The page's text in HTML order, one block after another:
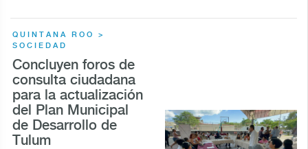
QUINTANA ROO >
SOCIEDAD
Concluyen foros de
consulta ciudadana
para la actualización
del Plan Municipal
de Desarrollo de
Tulum